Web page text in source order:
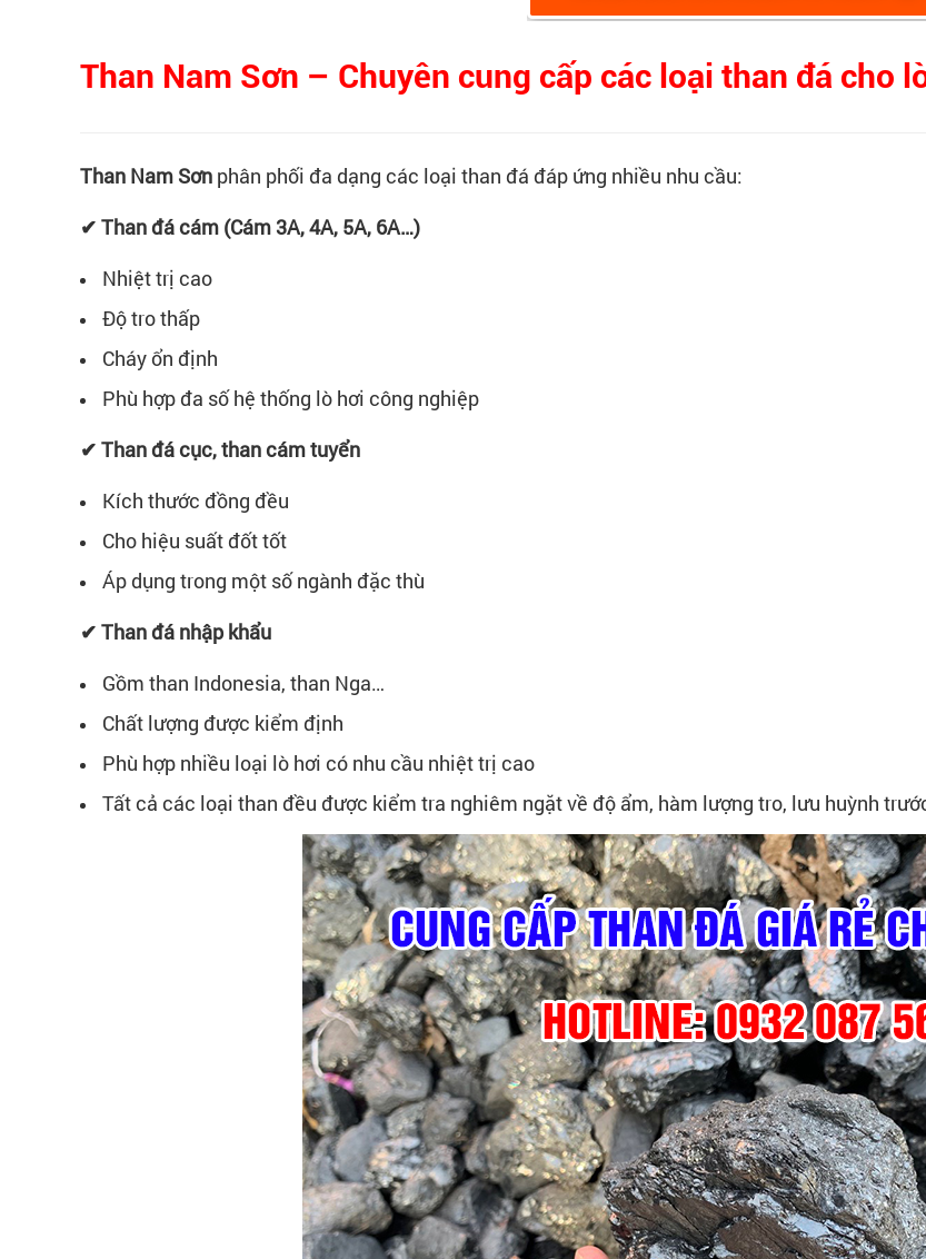
Than Nam Sơn – Chuyên cung cấp các loại than đá cho
Than Nam Sơn phân phối đa dạng các loại than đá đáp ứng nhiều nhu cầu:
✔ Than đá cám (Cám 3A, 4A, 5A, 6A…)
Nhiệt trị cao
Độ tro thấp
Cháy ổn định
Phù hợp đa số hệ thống lò hơi công nghiệp
✔ Than đá cục, than cám tuyển
Kích thước đồng đều
Cho hiệu suất đốt tốt
Áp dụng trong một số ngành đặc thù
✔ Than đá nhập khẩu
Gồm than Indonesia, than Nga…
Chất lượng được kiểm định
Phù hợp nhiều loại lò hơi có nhu cầu nhiệt trị cao
Tất cả các loại than đều được kiểm tra nghiêm ngặt về độ ẩm, hàm lượng tro, lưu huỳnh